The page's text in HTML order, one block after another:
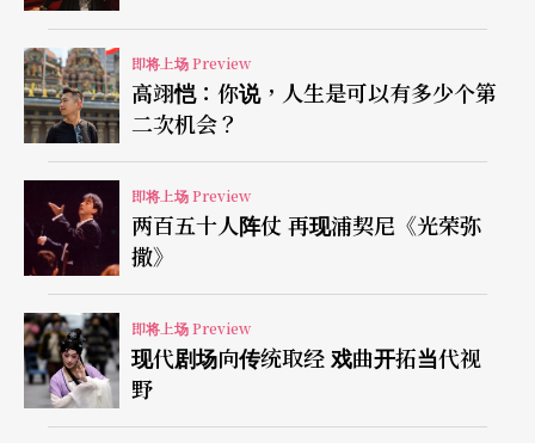
《灰色调》的视觉景观，目前正在学习绘画的蔡冠
伶，将尝试在Kio Restas
e Artist”一同寻找绘画和舞蹈结合的形式。
分享经验刺激环境
举办三年的钮扣计划已累积出一定能量和影响。最
明显的例子是曾两度参与钮扣计划的舞者陈韵如，
透过在钮扣发表作品，展现她的编舞潜力，作品
《呼吸》更获邀于今年两厅院「新点子舞展」演
出，对「钮扣计划」和创作者个人而言，这样的成
即将上场 Preview
高翊恺：你说，人生是可以有多少个第
二次机会？
即将上场 Preview
两百五十人阵仗 再现浦契尼《光荣弥
撒》
即将上场 Preview
现代剧场向传统取经 戏曲开拓当代视
野